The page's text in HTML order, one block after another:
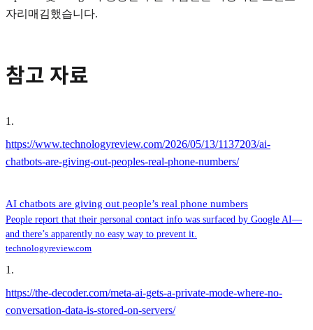
자리매김했습니다.
참고 자료
1.
https://www.technologyreview.com/2026/05/13/1137203/ai-
chatbots-are-giving-out-peoples-real-phone-numbers/
AI chatbots are giving out people’s real phone numbers
People report that their personal contact info was surfaced by Google AI—
and there’s apparently no easy way to prevent it.
technologyreview.com
1 .
https://the-decoder.com/meta-ai-gets-a-private-mode-where-no-
conversation-data-is-stored-on-servers/